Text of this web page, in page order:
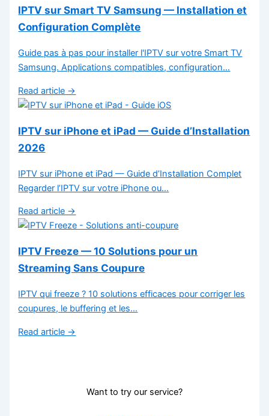
IPTV sur Smart TV Samsung — Installation et
Configuration Complète
Guide pas à pas pour installer l'IPTV sur votre Smart TV
Samsung. Applications compatibles, configuration…
Read article →
IPTV sur iPhone et iPad — Guide d’Installation
2026
IPTV sur iPhone et iPad — Guide d’Installation Complet
Regarder l’IPTV sur votre iPhone ou…
Read article →
IPTV Freeze — 10 Solutions pour un
Streaming Sans Coupure
IPTV qui freeze ? 10 solutions efficaces pour corriger les
coupures, le buffering et les…
Read article →
Want to try our service?